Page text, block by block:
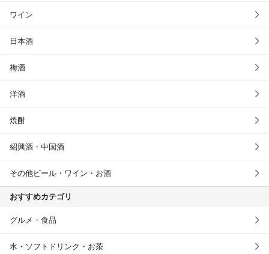
ワイン
日本酒
梅酒
洋酒
焼酎
紹興酒・中国酒
その他ビール・ワイン・お酒
おすすめカテゴリ
グルメ・食品
水・ソフトドリンク・お茶